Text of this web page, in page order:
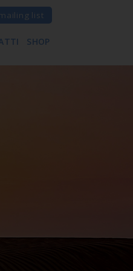
list
SHOP